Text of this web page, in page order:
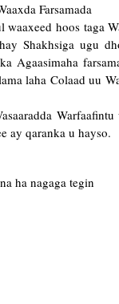
Farsamada
waaxeed hoos
Shakhsiga ugu
Agaasimaha
laha Colaad uu
ay qaranka u hayso.
ha nagaga tegin